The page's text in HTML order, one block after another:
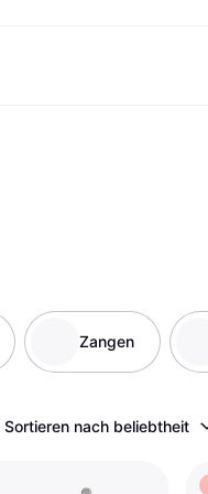
Zangen
Sortieren nach beliebtheit